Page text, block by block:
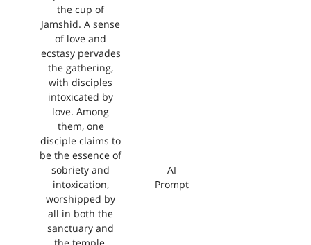
AI
Prompt
the cup of
Jamshid. A sense
of love and
ecstasy pervades
the gathering,
with disciples
intoxicated by
love. Among
them, one
disciple claims to
be the essence of
sobriety and
intoxication,
worshipped by
all in both the
sanctuary and